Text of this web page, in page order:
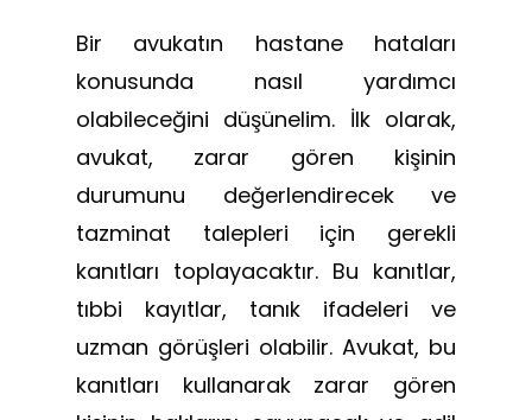
Bir avukatın hastane hataları
konusunda nasıl yardımcı
olabileceğini düşünelim. İlk olarak,
avukat, zarar gören kişinin
durumunu değerlendirecek ve
tazminat talepleri için gerekli
kanıtları toplayacaktır. Bu kanıtlar,
tıbbi kayıtlar, tanık ifadeleri ve
uzman görüşleri olabilir. Avukat, bu
kanıtları kullanarak zarar gören